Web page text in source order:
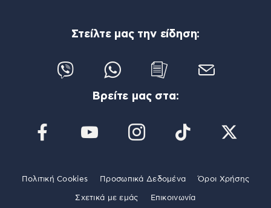
Στείλτε μας την είδηση:
Βρείτε μας στα:
Πολιτική Cookies Προσωπικά Δεδομένα Όροι Χρήσης
Σχετικά με εμάς Επικοινωνία